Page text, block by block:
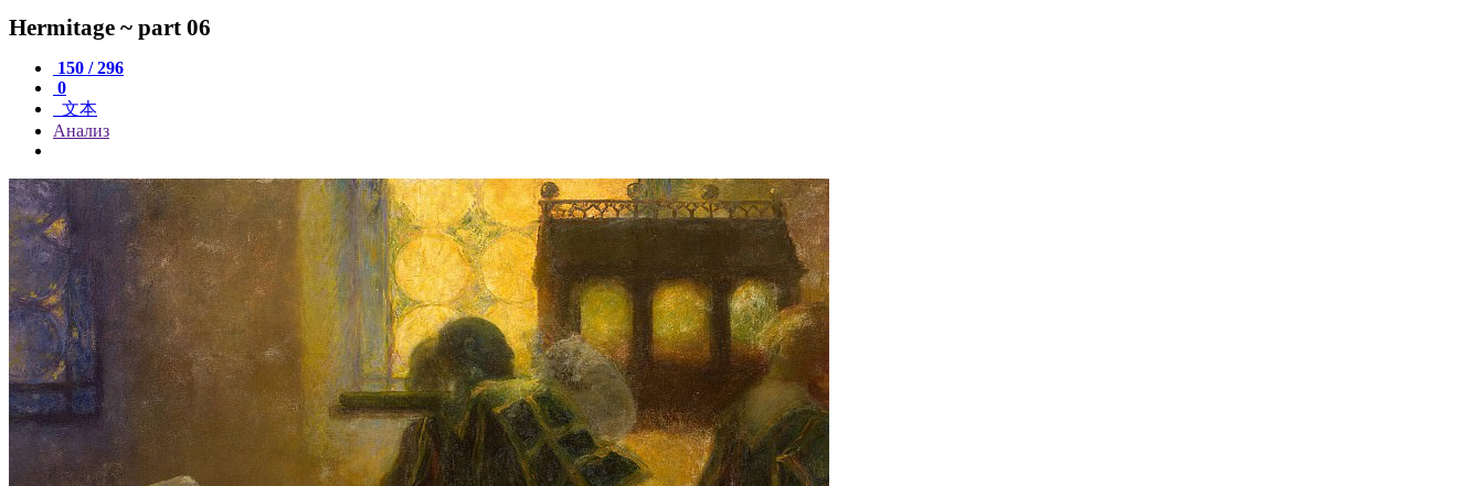
Hermitage ~ part 06
150 / 296
0
文本
Анализ